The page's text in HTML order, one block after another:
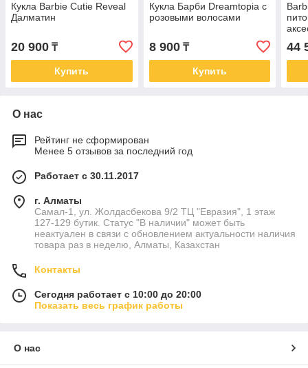
Кукла Barbie Cutie Reveal
Далматин
20 900 ₸
Купить
Кукла Барби Dreamtopia с
розовыми волосами
8 900₸
Купить
44
О нас
Рейтинг не сформирован
Менее 5 отзывов за последний год
Работает с 30.11.2017
г. Алматы
Самал-1, ул. Жолдасбекова 9/2 ТЦ "Евразия", 1 этаж
127-129 бутик. Статус "В наличии" может быть
неактуален в связи с обновлением актуальности наличия
товара раз в неделю, Алматы, Казахстан
Контакты
Сегодня работает с 10:00 до 20:00
Показать весь график работы
О нас